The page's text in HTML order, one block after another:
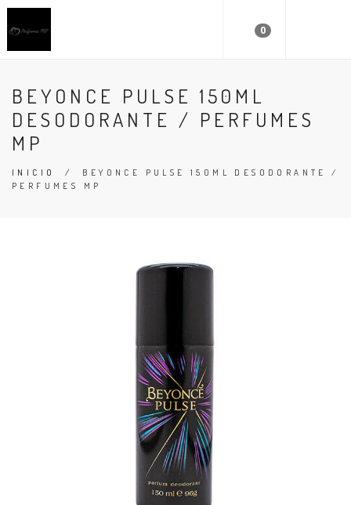
0
BEYONCE PULSE 150ML
DESODORANTE / PERFUMES
MP
INICIO / BEYONCE PULSE 150ML DESODORANTE /
PERFUMES MP